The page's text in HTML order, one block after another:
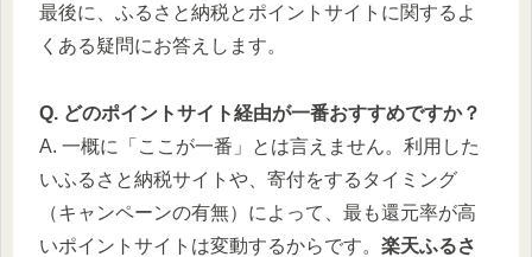
最後に、ふるさと納税とポイントサイトに関するよ
くある疑問にお答えします。
Q. どのポイントサイト経由が一番おすすめですか？
A. 一概に「ここが一番」とは言えません。利用した
いふるさと納税サイトや、寄付をするタイミング
（キャンペーンの有無）によって、最も還元率が高
いポイントサイトは変動するからです。 楽天ふるさ